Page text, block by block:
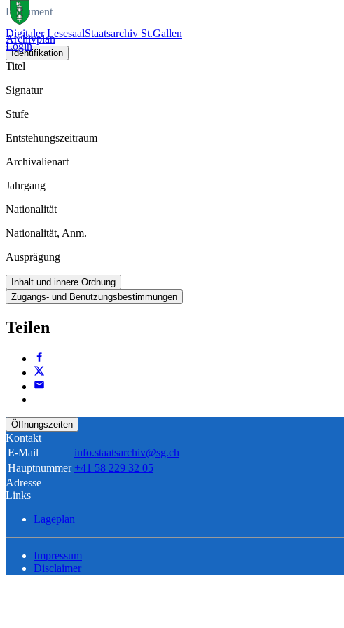
Digitaler LesesaalStaatsarchiv St.Gallen
Login
Dokument
Archivplan
Identifikation
Titel
Signatur
Stufe
Entstehungszeitraum
Archivalienart
Jahrgang
Nationalität
Nationalität, Anm.
Ausprägung
Inhalt und innere Ordnung
Zugangs- und Benutzungsbestimmungen
Teilen
Öffnungszeiten
Kontakt
E-Mail
info.staatsarchiv@sg.ch
Hauptnummer +41 58 229 32 05
Adresse
Links
Lageplan
Impressum
Disclaimer